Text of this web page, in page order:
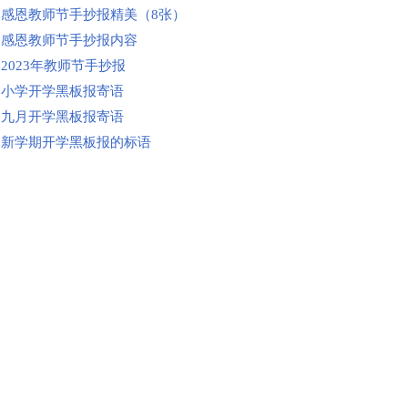
感恩教师节手抄报精美（8张）
感恩教师节手抄报内容
2023年教师节手抄报
小学开学黑板报寄语
九月开学黑板报寄语
新学期开学黑板报的标语